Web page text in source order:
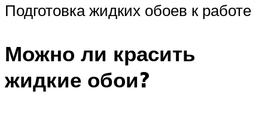
Подготовка жидких обоев к работе
Можно ли красить
жидкие обои?